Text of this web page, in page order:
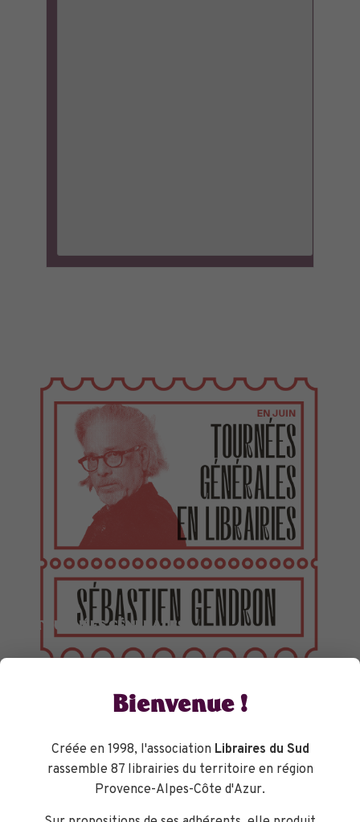
TOURNÉES GÉNÉRALES
Bienvenue !
Créée en 1998, l'association Libraires du Sud
rassemble 87 librairies du territoire en région
Provence-Alpes-Côte d'Azur.